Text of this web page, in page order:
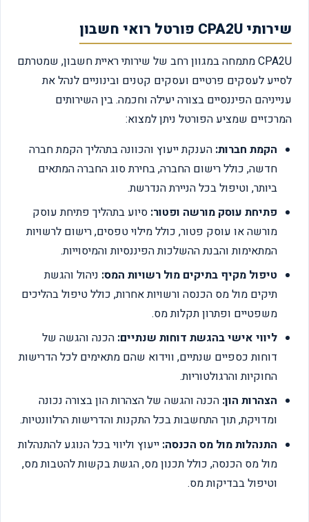
שירותי CPA2U פורטל רואי חשבון
CPA2U מתמחה במגוון רחב של שירותי ראיית חשבון, שמטרתם
לסייע לעסקים פרטיים ועסקים קטנים ובינוניים לנהל את
ענייניהם הפיננסיים בצורה יעילה וחכמה. בין השירותים
המרכזיים שמציע הפורטל ניתן למצוא:
הקמת חברות:הענקת ייעוץ והכוונה בתהליך הקמת חברה
חדשה, כולל רישום החברה, בחירת סוג החברה המתאים
ביותר, וטיפול בכל הניירת הנדרשת.
פתיחת עוסק מורשה ופטור:סיוע בתהליך פתיחת עוסק
מורשה או עוסק פטור, כולל מילוי טפסים, רישום לרשויות
המתאימות והבנת ההשלכות הפיננסיות והמיסוייות.
טיפול מקיף בתיקים מול רשויות המס:ניהול והגשת
תיקים מול מס הכנסה ורשויות אחרות, כולל טיפול בהליכים
משפטיים ופתרון תקלות מס.
ליווי אישי בהגשת דוחות שנתיים:הכנה והגשה של
דוחות כספיים שנתיים, ווידוא שהם מתאימים לכל הדרישות
החוקיות והרגולטוריות.
הצהרות הון:הכנה והגשה של הצהרות הון בצורה נכונה
ומדויקת, תוך התחשבות בכל התקנות והדרישות הרלוונטיות.
התנהלות מול מס הכנסה:ייעוץ וליווי בכל הנוגע להתנהלות
מול מס הכנסה, כולל תכנון מס, הגשת בקשות להטבות מס,
וטיפול בבדיקות מס.